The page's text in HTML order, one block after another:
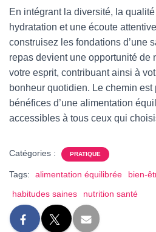
En intégrant la diversité, la
hydratation et une écoute
construisez les fondations d’une
repas devient une opportunité de
votre esprit, contribuant ainsi à
bonheur quotidien. Le chemin
bénéfices d’une alimentation
accessibles à tous ceux qui
Catégories : PRATIQUE
Tags: alimentation équilibrée
bien-
habitudes saines
nutrition santé